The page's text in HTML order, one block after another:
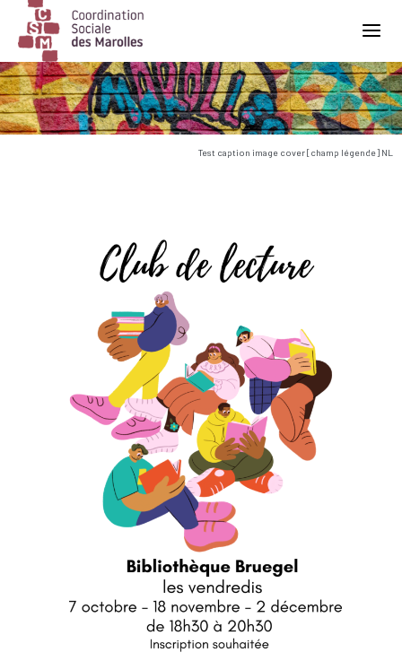
Main Navigation
Test caption image cover [champ légende] NL